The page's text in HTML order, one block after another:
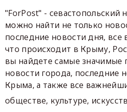
"ForPost" - севастопольский
можно найти не только
последние новости дня, все
что происходит в Крыму,
вы найдете самые значимые
новости города, последние
Крыма, а также все
обществе, культуре,